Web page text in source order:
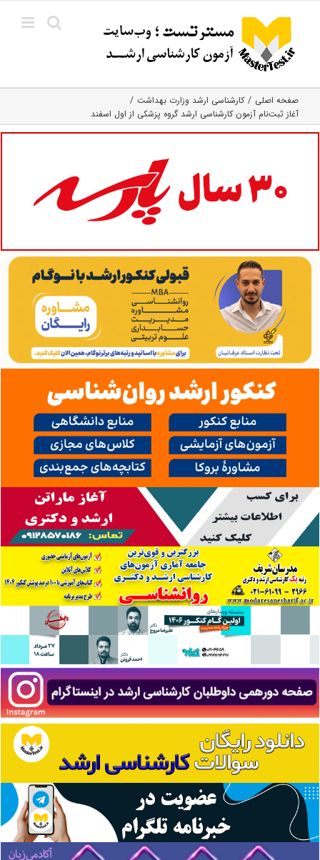
content
صفحه اصلی
کارشناسی ارشد وزارت بهداشت
آغاز ثبت‌نام آزمون کارشناسی ارشد گروه پزشکی از اول اسفند